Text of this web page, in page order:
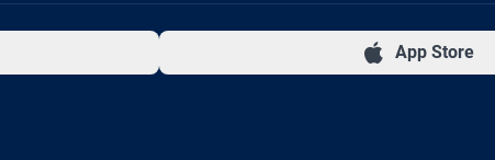
App Store